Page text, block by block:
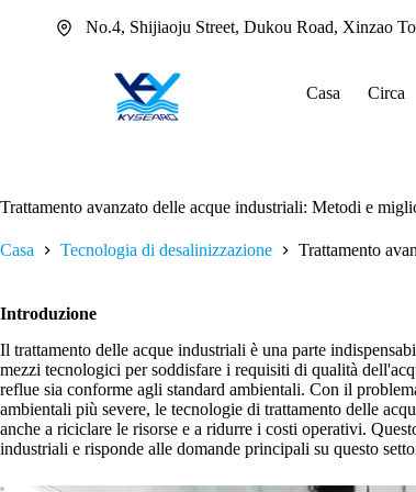
No.4, Shijiaoju Street, Dukou Road, Xinzao
Casa Circa
Trattamento avanzato delle acque industriali: Metodi e
Casa Tecnologia di desalinizzazione Trattamento
Introduzione
Il trattamento delle acque industriali è una parte
mezzi tecnologici per soddisfare i requisiti di qualità
reflue sia conforme agli standard ambientali. Con il
ambientali più severe, le tecnologie di trattamento delle
anche a riciclare le risorse e a ridurre i costi operativi.
industriali e risponde alle domande principali su questo